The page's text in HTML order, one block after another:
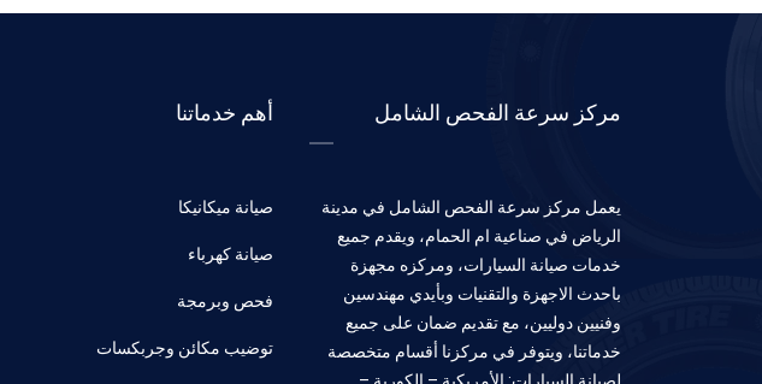
مركز سرعة الفحص الشامل
يعمل مركز سرعة الفحص الشامل في مدينة
الرياض في صناعية ام الحمام، ويقدم جميع
خدمات صيانة السيارات، ومركزه مجهزة
باحدث الاجهزة والتقنيات وبأيدي مهندسين
وفنيين دوليين، مع تقديم ضمان على جميع
خدماتنا، ويتوفر في مركزنا أقسام متخصصة
أهم خدماتنا
صيانة ميكانيكا
صيانة كهرباء
فحص وبرمجة
توضيب مكائن وجربكسات